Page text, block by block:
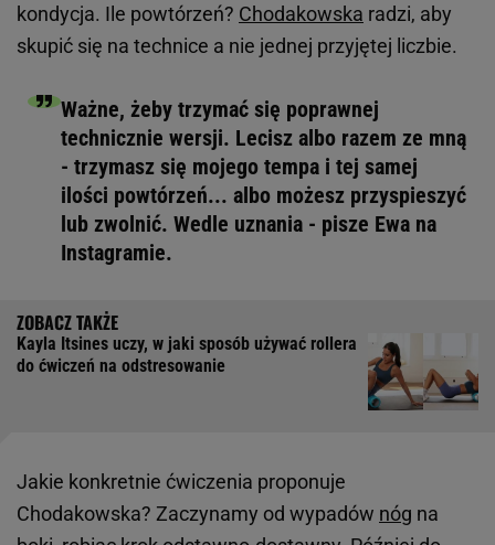
kondycja. Ile powtórzeń? Chodakowska radzi, aby
skupić się na technice a nie jednej przyjętej liczbie.
Ważne, żeby trzymać się poprawnej
technicznie wersji. Lecisz albo razem ze mną
- trzymasz się mojego tempa i tej samej
ilości powtórzeń... albo możesz przyspieszyć
lub zwolnić. Wedle uznania - pisze Ewa na
Instagramie.
Kayla Itsines uczy, w jaki sposób używać rollera
do ćwiczeń na odstresowanie
Jakie konkretnie ćwiczenia proponuje
Chodakowska? Zaczynamy od wypadów nóg na